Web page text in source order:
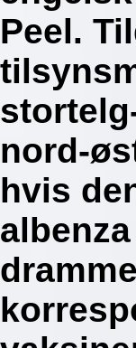
Peel.
nord-
hvis